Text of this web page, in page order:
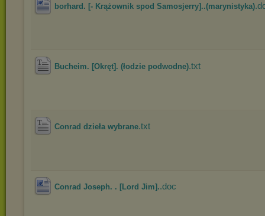
borhard. [- Krążownik spod Samosjerry]..(marynistyka)
Bucheim. [Okręt]. (łodzie podwodne).txt
Conrad dzieła wybrane.txt
Conrad Joseph. . [Lord Jim]..doc